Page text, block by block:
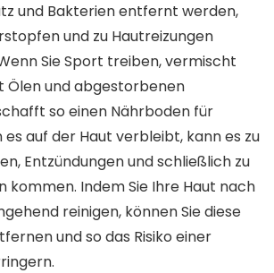
und Bakterien entfernt werden,
und zu Hautreizungen
Sie Sport treiben, vermischt
Ölen und abgestorbenen
so einen Nährboden für
es auf der Haut verbleibt, kann es zu
Entzündungen und schließlich zu
kommen. Indem Sie Ihre Haut nach
reinigen, können Sie diese
und so das Risiko einer